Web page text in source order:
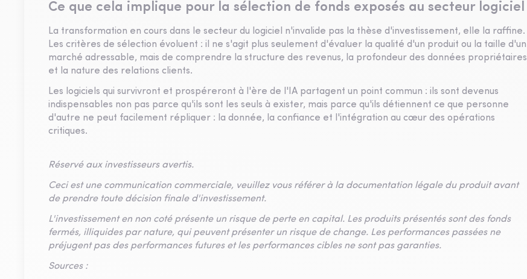
Ce que cela implique pour la sélection de fonds exposés au secteur logiciel
La transformation en cours dans le secteur du logiciel n'invalide pas la thèse d'investissement, elle la raffine.
Les critères de sélection évoluent : il ne s'agit plus seulement d'évaluer la qualité d'un produit ou la taille d'un
marché adressable, mais de comprendre la structure des revenus, la profondeur des données propriétaires
et la nature des relations clients.
Les logiciels qui survivront et prospéreront à l'ère de l'IA partagent un point commun : ils sont devenus
indispensables non pas parce qu'ils sont les seuls à exister, mais parce qu'ils détiennent ce que personne
d'autre ne peut facilement répliquer : la donnée, la confiance et l'intégration au cœur des opérations
critiques.
Réservé aux investisseurs avertis.
Ceci est une communication commerciale, veuillez vous référer à la documentation légale du produit avant
de prendre toute décision finale d'investissement.
L'investissement en non coté présente un risque de perte en capital. Les produits présentés sont des fonds
fermés, illiquides par nature, qui peuvent présenter un risque de change. Les performances passées ne
préjugent pas des performances futures et les performances cibles ne sont pas garanties.
Sources :